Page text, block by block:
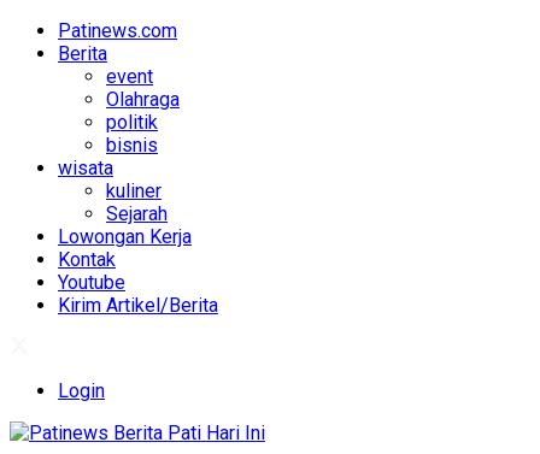
Patinews.com
Berita
event
Olahraga
politik
bisnis
wisata
kuliner
Sejarah
Lowongan Kerja
Kontak
Youtube
Kirim Artikel/Berita
Login